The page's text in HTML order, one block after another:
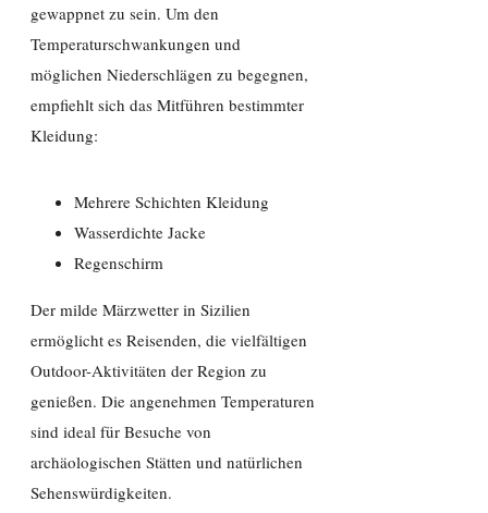
gewappnet zu sein. Um den
Temperaturschwankungen und
möglichen Niederschlägen zu begegnen,
empfiehlt sich das Mitführen bestimmter
Kleidung:
Mehrere Schichten Kleidung
Wasserdichte Jacke
Regenschirm
Der milde Märzwetter in Sizilien
ermöglicht es Reisenden, die vielfältigen
Outdoor-Aktivitäten der Region zu
genießen. Die angenehmen Temperaturen
sind ideal für Besuche von
archäologischen Stätten und natürlichen
Sehenswürdigkeiten.